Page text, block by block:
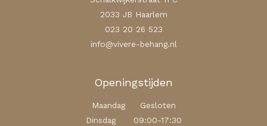
2033 JB Haarlem
023 20 26 523
info@vivere-behang.nl
Openingstijden
Maandag Gesloten
Dinsdag 09:00-17:30